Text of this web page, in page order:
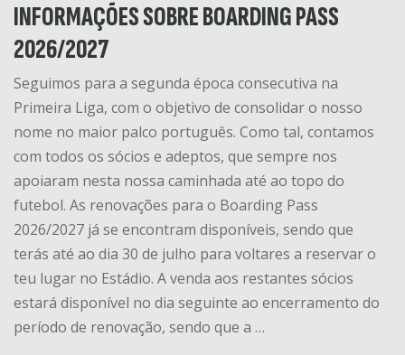
INFORMAÇÕES SOBRE BOARDING PASS
2026/2027
Seguimos para a segunda época consecutiva na
Primeira Liga, com o objetivo de consolidar o nosso
nome no maior palco português. Como tal, contamos
com todos os sócios e adeptos, que sempre nos
apoiaram nesta nossa caminhada até ao topo do
futebol. As renovações para o Boarding Pass
2026/2027 já se encontram disponíveis, sendo que
terás até ao dia 30 de julho para voltares a reservar o
teu lugar no Estádio. A venda aos restantes sócios
estará disponível no dia seguinte ao encerramento do
período de renovação, sendo que a …